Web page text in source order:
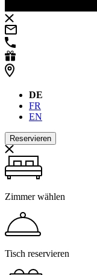
DE
FR
EN
Reservieren
Zimmer wählen
Tisch reservieren